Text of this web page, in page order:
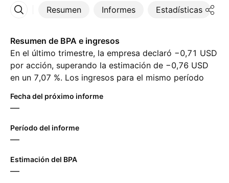
Resumen Informes Estadísticas
Más
Resumen de BPA e ingresos
En el último trimestre, la empresa declaró −0,71 USD
por acción, superando la estimación de −0,76 USD
en un 7,07 %. Los ingresos para el mismo período
‪1,02 B‬ USD. Para el próximo trimestre, los analistas
USD en ingresos.
Fecha del próximo informe
—
Período del informe
—
Estimación del BPA
—